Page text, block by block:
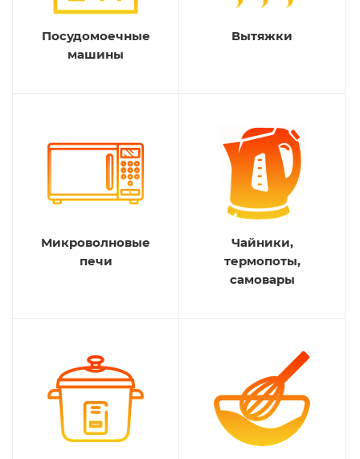
Посудомоечные
машины
Вытяжки
Микроволновые
печи
Чайники,
термопоты,
самовары